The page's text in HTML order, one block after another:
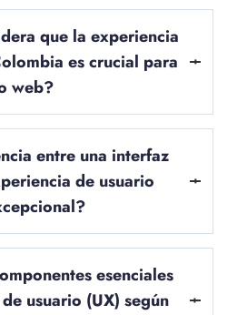
que la experiencia
es crucial para
web?
instancia, determina cómo se
al interactuar con el sitio.
competitivo, donde los
variedad de opciones
destacar. Una experiencia de
sino que también los alienta
en clientes leales. Un sitio web con
entre una interfaz
de usuario
(UX) Colombia excepcional. Si
se refiere principalmente a la
esenciales
usuario (UX) según